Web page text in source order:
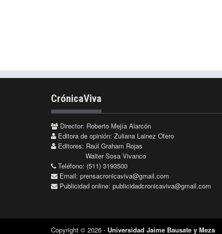
CrónicaViva
Director: Roberto Mejía Alarcón
Editora de opinión: Zuliana Lainez Otero
Editores: Raúl Graham Rojas
Walter Sosa Vivanco
Teléfono: (511) 3193500
Email: prensacronicaviva@gmail.com
Publicidad online: publicidadcronicaviva@gmail.com
Copyright © 2026 - Universidad Jaime Bausate y Meza